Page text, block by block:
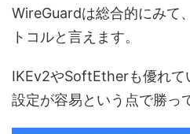
WireGuardは総合的にみて
トコルと言えます。
IKEv2やSoftEtherも優れて
設定が容易という点で勝っ